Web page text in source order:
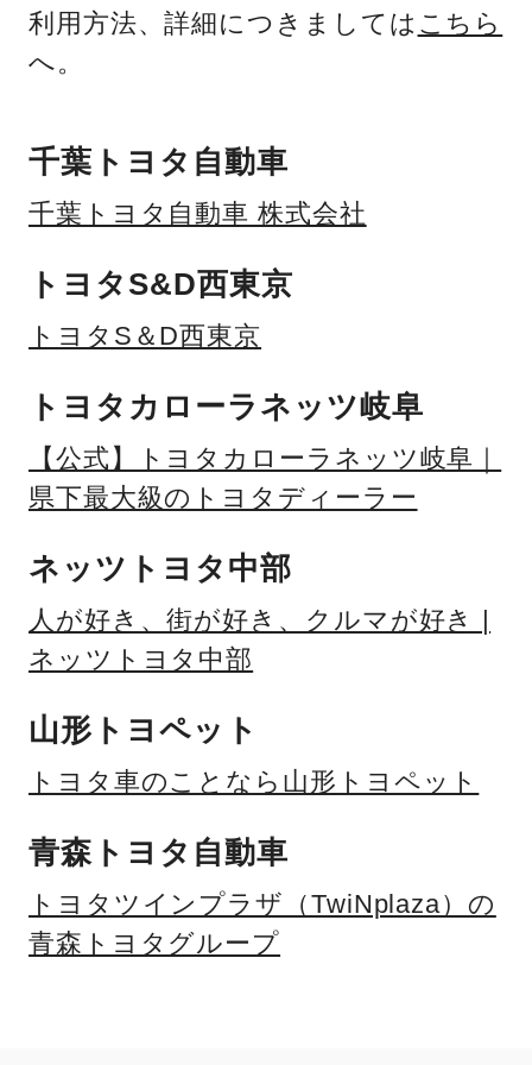
利用方法、詳細につきましては こちら
へ。
千葉トヨタ自動車
千葉トヨタ自動車 株式会社
トヨタS&D西東京
トヨタS＆D西東京
トヨタカローラネッツ岐阜
【公式】トヨタカローラネッツ岐阜｜
県下最大級のトヨタディーラー
ネッツトヨタ中部
人が好き、街が好き、クルマが好き |
ネッツトヨタ中部
山形トヨペット
トヨタ車のことなら山形トヨペット
青森トヨタ自動車
トヨタツインプラザ（TwiNplaza）の
青森トヨタグループ